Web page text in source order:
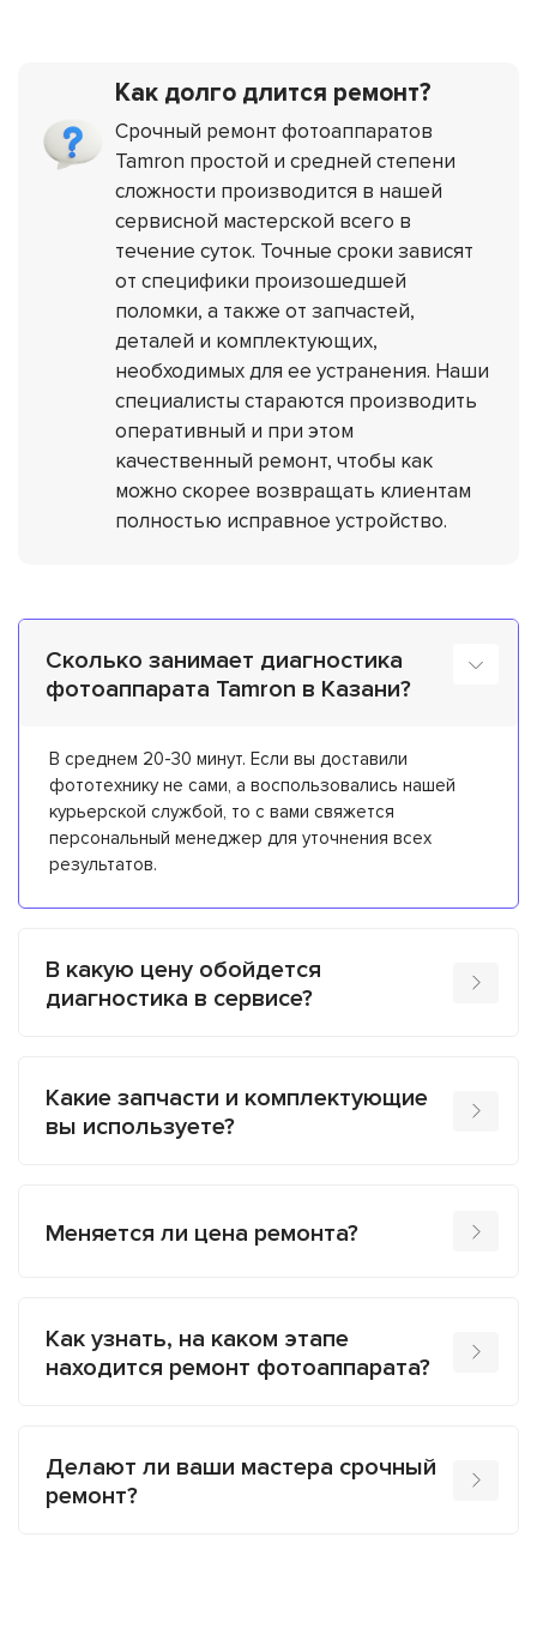
Как долго длится ремонт?
Срочный ремонт фотоаппаратов
Tamron простой и средней степени
сложности производится в нашей
сервисной мастерской всего в
течение суток. Точные сроки зависят
от специфики произошедшей
поломки, а также от запчастей,
деталей и комплектующих,
необходимых для ее устранения. Наши
специалисты стараются производить
оперативный и при этом
качественный ремонт, чтобы как
можно скорее возвращать клиентам
полностью исправное устройство.
Сколько занимает диагностика
фотоаппарата Tamron в Казани?
В среднем 20-30 минут. Если вы доставили
фототехнику не сами, а воспользовались нашей
курьерской службой, то с вами свяжется
персональный менеджер для уточнения всех
результатов.
В какую цену обойдется
диагностика в сервисе?
Какие запчасти и комплектующие
вы используете?
Меняется ли цена ремонта?
Как узнать, на каком этапе
находится ремонт фотоаппарата?
Делают ли ваши мастера срочный
ремонт?